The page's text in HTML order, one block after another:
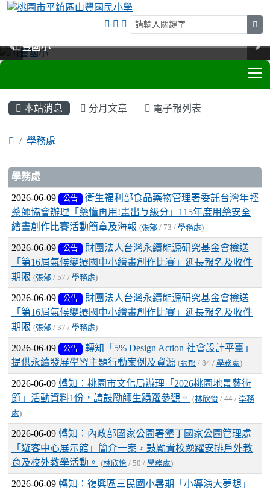
山豐國小
山豐國小
山豐國小
山豐國小
本站消息 分月文章 電子報列表
學務處
文章列表
學務處
2026-06-09 公告
衛生福利部食品藥物管理署委託台灣年輕
藥師協會辦理「藥懂再用!畫出ㄅ級分」115年度用藥安全
繪畫創作比賽活動簡章及海報 (張郁 / 73 / 學務處)
2026-06-09 公告
財團法人台灣永續能源研究基金會檢送
「第16屆氣候變遷國中小繪畫創作比賽」延長報名及收件
期限 (張郁 / 57 / 學務處)
2026-06-09 公告
財團法人台灣永續能源研究基金會檢送
「第16屆氣候變遷國中小繪畫創作比賽」延長報名及收件
期限 (張郁 / 37 / 學務處)
2026-06-09 公告
轉知「5% Design Action 社會設計平臺」
提供永續發展學習主題行動案例及資源 (張郁 / 84 / 學務處)
2026-06-09 轉知：桃園市文化局辦理「2026桃園地景藝術
節」活動資料1份，請鼓勵師生踴躍參觀。
(林欣怡 / 44 / 學務
處)
2026-06-09 轉知：內政部國家公園署墾丁國家公園管理處
「遊客中心展示館」簡介一案，鼓勵貴校踴躍安排戶外教
育及校外教學活動。
(林欣怡 / 50 / 學務處)
2026-06-09 轉知：復興區三民國小暑期「小導演大夢想」